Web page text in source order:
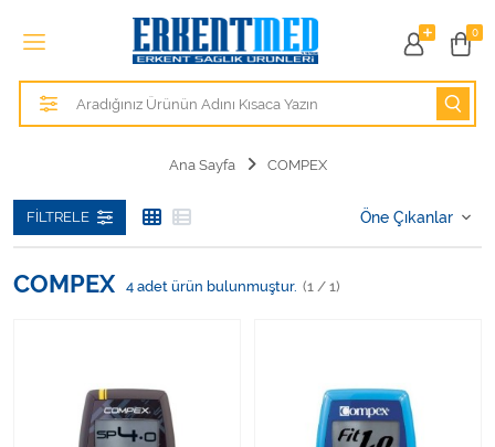
0
Tüm Kategoriler
Alezler
Hasta Bakım Ürünleri
Hastane Mobilyaları
Ana Sayfa COMPEX
FILTRELE
COMPEX 4 adet ürün bulunmuştur. (1 / 1)